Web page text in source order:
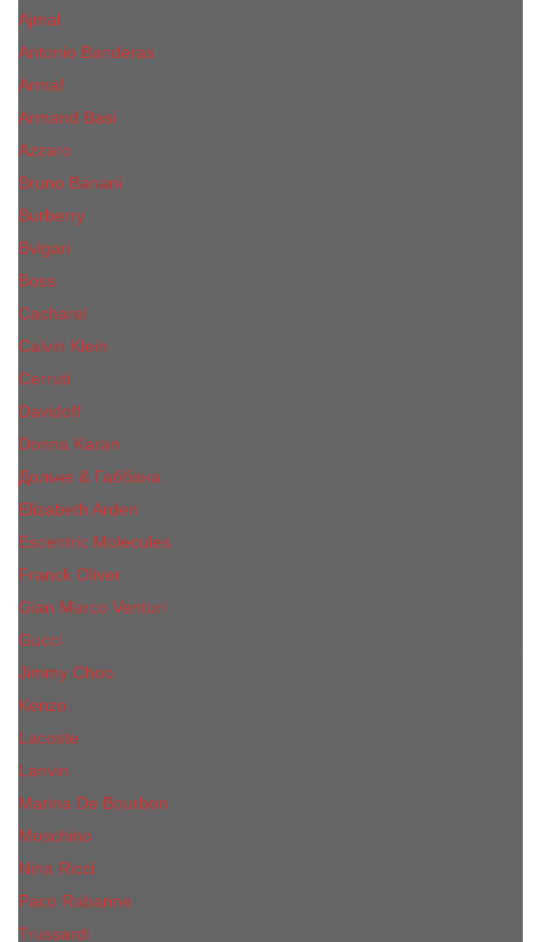
Ajmal
Antonio Banderas
Armaf
Armand Basi
Azzaro
Bruno Banani
Burberry
Bvlgari
Boss
Cacharel
Calvin Klein
Cerruti
Davidoff
Donna Karan
Дольче & Габбана
Elizabeth Arden
Escentric Molecules
Franck Oliver
Gian Marco Venturi
Gucci
Jimmy Choo
Kenzo
Lacoste
Lanvin
Marina De Bourbon
Moschino
Nina Ricci
Paco Rabanne
Trussardi